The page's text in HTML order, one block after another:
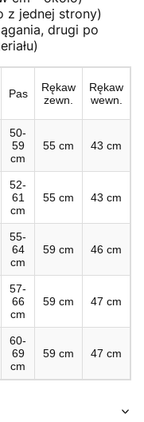
z jednej strony)
drugi po
Pas
Rękaw
zewn.
Rękaw
wewn.
50-
59
cm
55 cm 43 cm
52-
61
cm
55 cm 43 cm
55-
64
cm
59 cm 46 cm
57-
66
cm
59 cm 47 cm
60-
69
cm
59 cm 47 cm